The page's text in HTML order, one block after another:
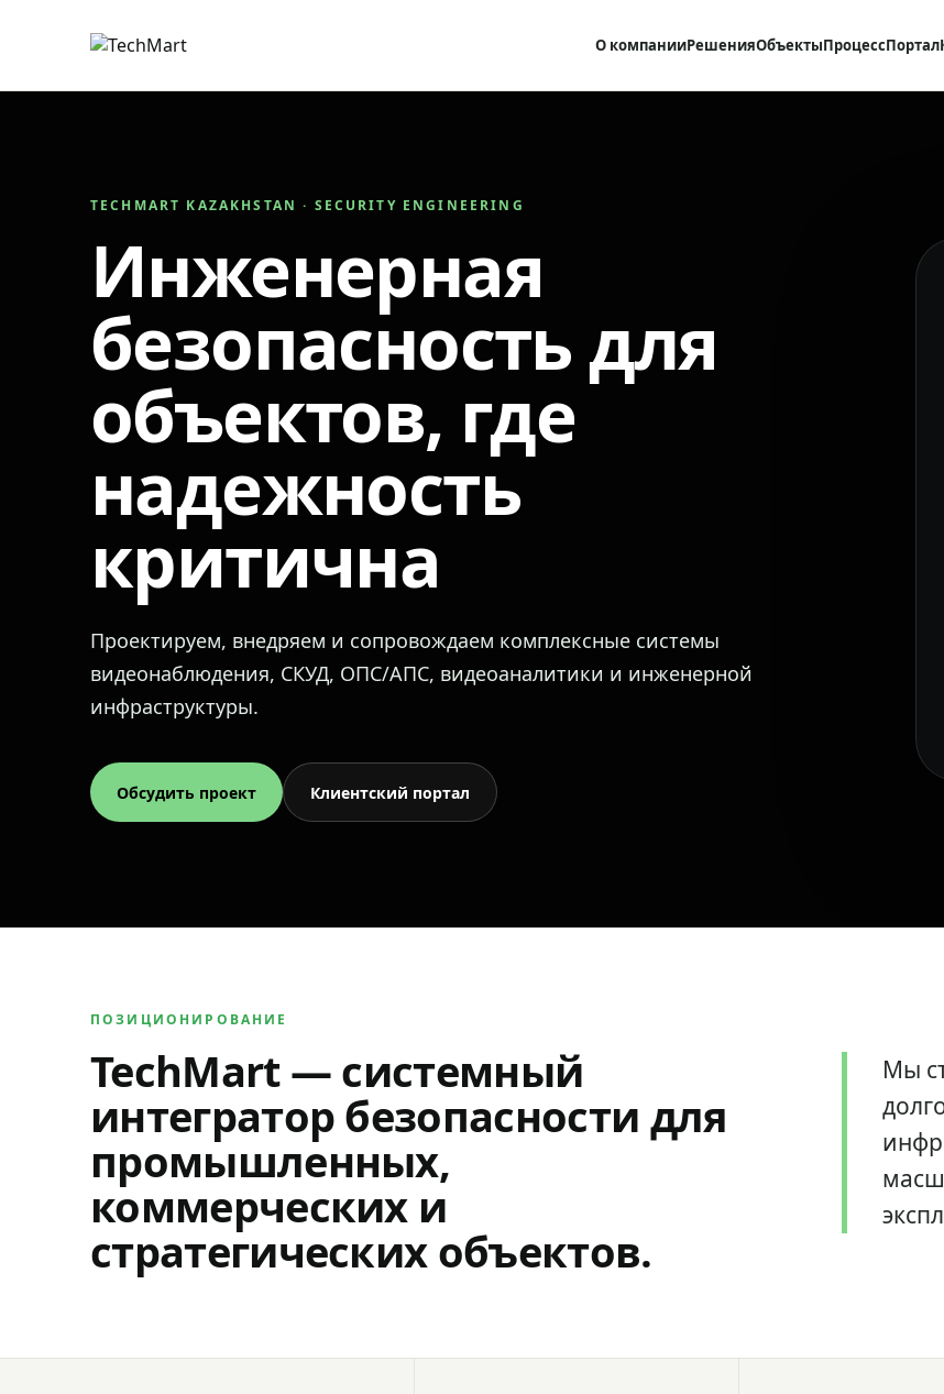
О компанииРешенияОбъектыПроцессПортал
TECHMART KAZAKHSTAN · SECURITY ENGINEERING
Инженерная
безопасность для
объектов, где
надежность
критична
Проектируем, внедряем и сопровождаем комплексные системы
видеонаблюдения, СКУД, ОПС/АПС, видеоаналитики и инженерной
инфраструктуры.
Обсудить проект Клиентский портал
ПОЗИЦИОНИРОВАНИЕ
TechMart — системный
интегратор безопасности для
промышленных,
коммерческих и
стратегических объектов.
Мы